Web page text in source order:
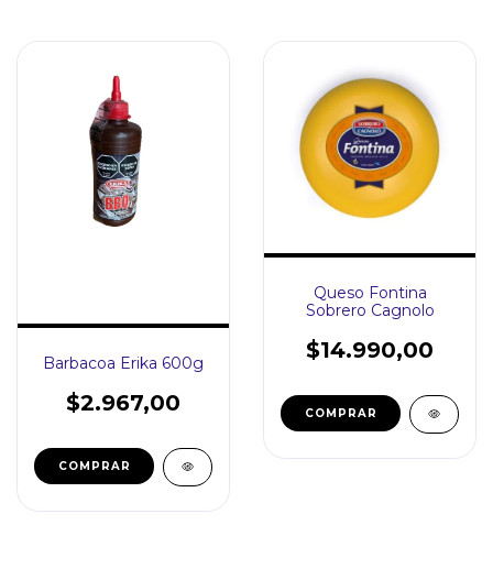
Barbacoa Erika 600g
$2.967,00
Queso Fontina
Sobrero Cagnolo
$14.990,00